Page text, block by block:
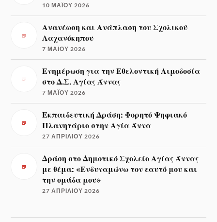
10 ΜΑΪ́ΟΥ 2026
Ανανέωση και Ανάπλαση του Σχολικού
Λαχανόκηπου
7 ΜΑΪ́ΟΥ 2026
Ενημέρωση για την Εθελοντική Αιμοδοσία
στο Δ.Σ. Αγίας Άννας
7 ΜΑΪ́ΟΥ 2026
Εκπαιδευτική Δράση: Φορητό Ψηφιακό
Πλανητάριο στην Αγία Άννα
27 ΑΠΡΙΛΊΟΥ 2026
Δράση στο Δημοτικό Σχολείο Αγίας Άννας
με θέμα: «Ενδυναμώνω τον εαυτό μου και
την ομάδα μου»
27 ΑΠΡΙΛΊΟΥ 2026